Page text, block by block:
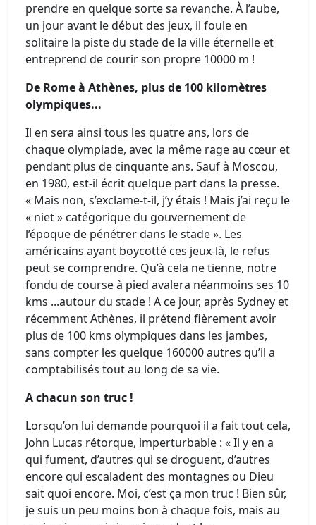
prendre en quelque sorte sa revanche. À l’aube,
un jour avant le début des jeux, il foule en
solitaire la piste du stade de la ville éternelle et
entreprend de courir son propre 10000 m !
De Rome à Athènes, plus de 100 kilomètres
olympiques...
Il en sera ainsi tous les quatre ans, lors de
chaque olympiade, avec la même rage au cœur et
pendant plus de cinquante ans. Sauf à Moscou,
en 1980, est-il écrit quelque part dans la presse.
« Mais non, s’exclame-t-il, j’y étais ! Mais j’ai reçu le
« niet » catégorique du gouvernement de
l’époque de pénétrer dans le stade ». Les
américains ayant boycotté ces jeux-là, le refus
peut se comprendre. Qu’à cela ne tienne, notre
fondu de course à pied avalera néanmoins ses 10
kms ...autour du stade ! A ce jour, après Sydney et
récemment Athènes, il prétend fièrement avoir
plus de 100 kms olympiques dans les jambes,
sans compter les quelque 160000 autres qu’il a
comptabilisés tout au long de sa vie.
A chacun son truc !
Lorsqu’on lui demande pourquoi il a fait tout cela,
John Lucas rétorque, imperturbable : « Il y en a
qui fument, d’autres qui se droguent, d’autres
encore qui escaladent des montagnes ou Dieu
sait quoi encore. Moi, c’est ça mon truc ! Bien sûr,
je suis un peu moins bon à chaque fois, mais au